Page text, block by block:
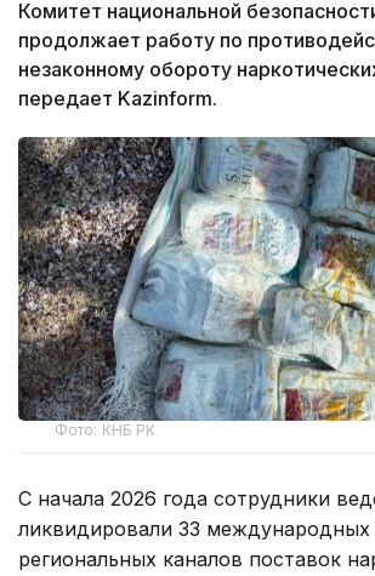
Комитет национальной
продолжает работу по
незаконному обороту
передает Kazinform.
Фото: КНБ РК
С начала 2026 года сотрудники
ликвидировали 33 международных
региональных каналов поставок